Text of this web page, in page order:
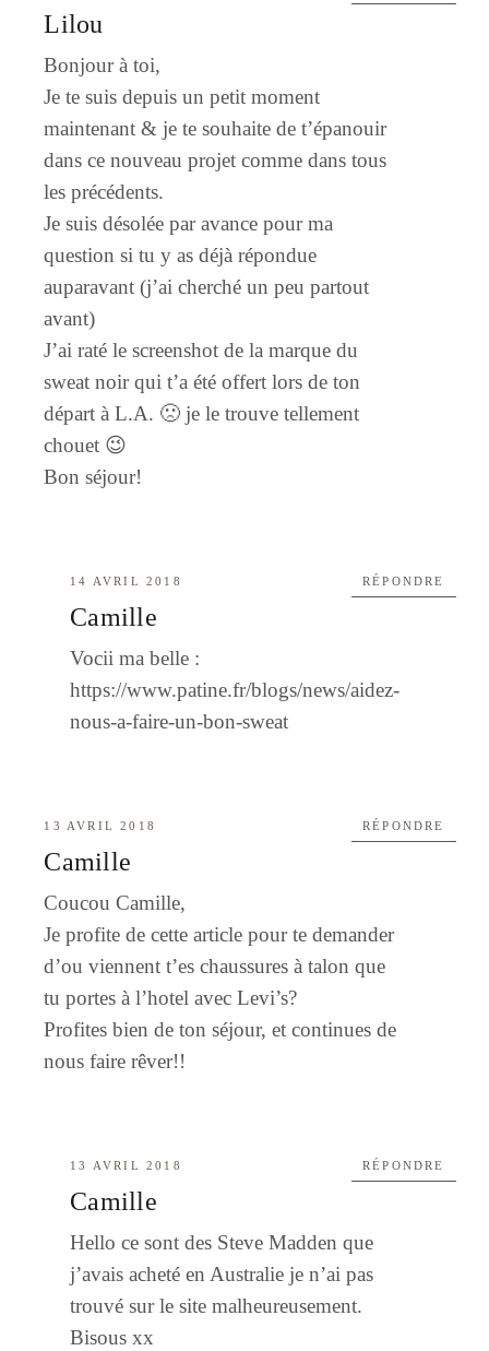
Lilou
Bonjour à toi,
Je te suis depuis un petit moment
maintenant & je te souhaite de t’épanouir
dans ce nouveau projet comme dans tous
les précédents.
Je suis désolée par avance pour ma
question si tu y as déjà répondue
auparavant (j’ai cherché un peu partout
avant)
J’ai raté le screenshot de la marque du
sweat noir qui t’a été offert lors de ton
départ à L.A. 🙁 je le trouve tellement
chouet 😉
Bon séjour!
14 AVRIL 2018
Camille
Vocii ma belle :
https://www.patine.fr/blogs/news/aidez-
nous-a-faire-un-bon-sweat
RÉPONDRE
13 AVRIL 2018
Camille
Coucou Camille,
Je profite de cette article pour te demander
d’ou viennent t’es chaussures à talon que
tu portes à l’hotel avec Levi’s?
Profites bien de ton séjour, et continues de
nous faire rêver!!
RÉPONDRE
13 AVRIL 2018
Camille
Hello ce sont des Steve Madden que
j’avais acheté en Australie je n’ai pas
trouvé sur le site malheureusement.
Bisous xx
RÉPONDRE